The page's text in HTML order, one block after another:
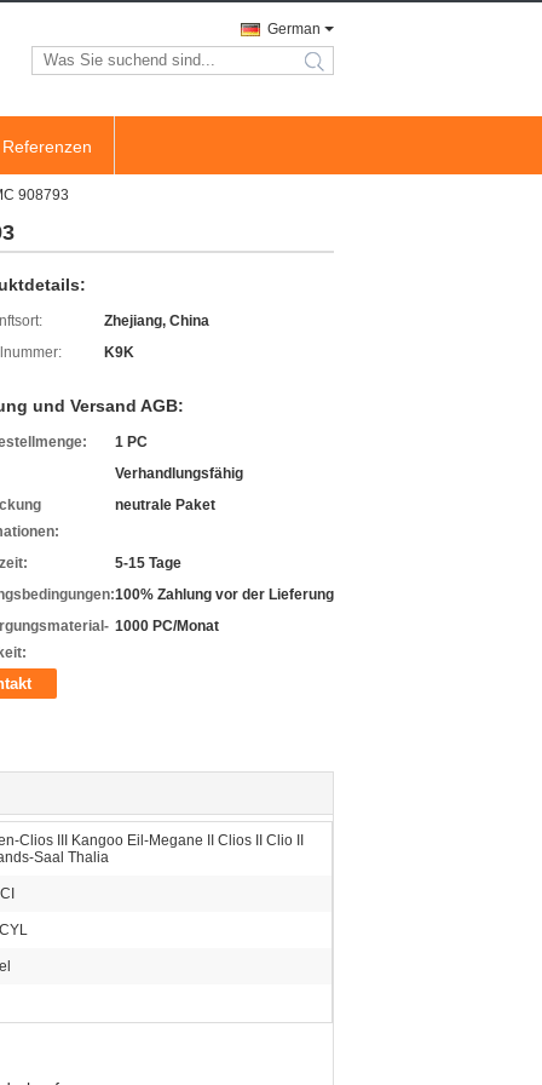
German
search
Referenzen
908793
Zhejiang, China
K9K
und Versand AGB:
1 PC
Verhandlungsfähig
neutrale Paket
5-15 Tage
100% Zahlung vor der Lieferung
1000 PC/Monat
Clios III Kangoo Eil-Megane II Clios II Clio II
Saal Thalia